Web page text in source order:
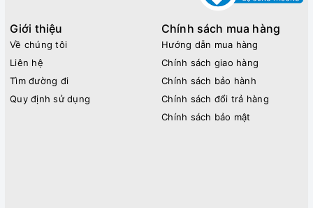
Giới thiệu
Về chúng tôi
Liên hệ
Tìm đường đi
Quy định sử dụng
Chính sách mua hàng
Hướng dẫn mua hàng
Chính sách giao hàng
Chính sách bảo hành
Chính sách đổi trả hàng
Chính sách bảo mật